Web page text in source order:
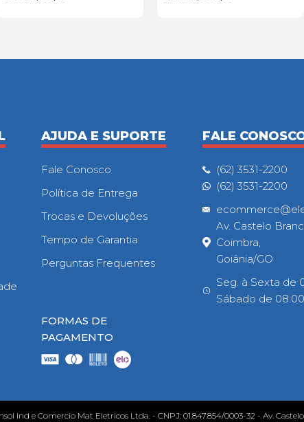
AJUDA E SUPORTE
Fale Conosco
Política de Entrega
Trocas e Devoluções
Tempo de Garantia
Perguntas Frequentes
FORMAS DE
PAGAMENTO
FALE
(62) 3531-2200
(62) 3531-2200
Av. Castelo
Coimbra,
Goiânia/GO
Seg. à Sexta de
Sábado de
Ind e Comercio Mat Eletricos Ltda. - CNPJ: 01.847.854/0003-32 - Av.